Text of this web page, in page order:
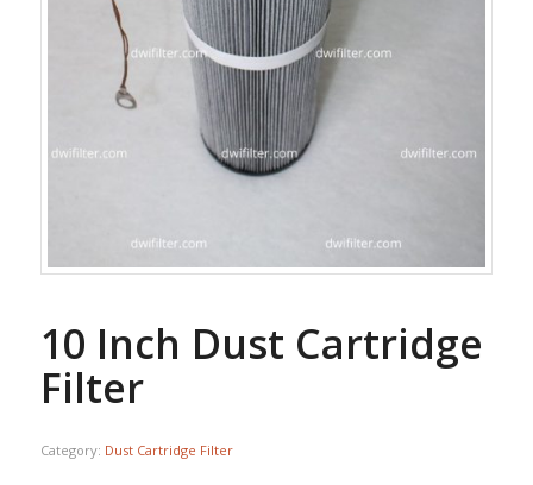
10 Inch Dust Cartridge
Filter
Category: Dust Cartridge Filter